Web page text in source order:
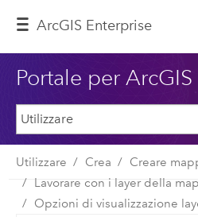
ArcGIS Enterprise
Portale per ArcGIS
Utilizzare Crea
Creare
Lavorare con i layer della
Opzioni di visualizzazione